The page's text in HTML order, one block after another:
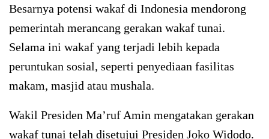
Besarnya potensi wakaf di Indonesia mendorong
pemerintah merancang gerakan wakaf tunai.
Selama ini wakaf yang terjadi lebih kepada
peruntukan sosial, seperti penyediaan fasilitas
makam, masjid atau mushala.
Wakil Presiden Ma’ruf Amin mengatakan gerakan
wakaf tunai telah disetujui Presiden Joko Widodo.